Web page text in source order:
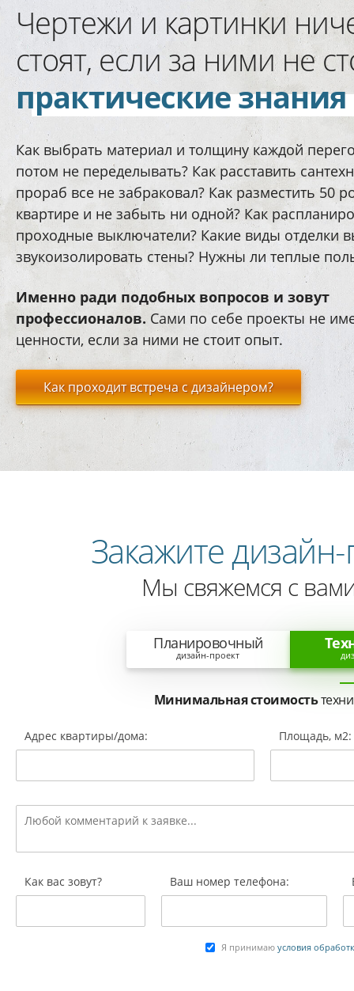
Чертежи и картинки
стоят, если за ними не
практические знания
Как выбрать материал и толщину каждой
потом не переделывать? Как расставить
прораб все не забраковал? Как разместить 50
квартире и не забыть ни одной? Как
проходные выключатели? Какие виды отделки
звукоизолировать стены? Нужны ли теплые
Именно ради подобных вопросов и зовут
профессионалов. Сами по себе проекты не
ценности, если за ними не стоит опыт.
Как проходит встреча с дизайнером?
Закажите
Мы свяжемся с
Планировочный
дизайн-проект
Минимальная стоимость
Адрес квартиры/дома: Площадь, м2:
Как вас зовут? Ваш номер телефона:
Я принимаю условия